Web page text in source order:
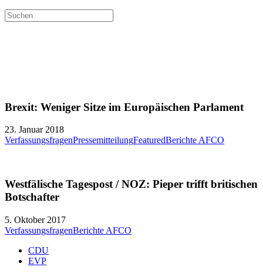
Brexit: Weniger Sitze im Europäischen Parlament
23. Januar 2018
VerfassungsfragenPressemitteilungFeaturedBerichte AFCO
Westfälische Tagespost / NOZ: Pieper trifft britischen
Botschafter
5. Oktober 2017
VerfassungsfragenBerichte AFCO
CDU
EVP